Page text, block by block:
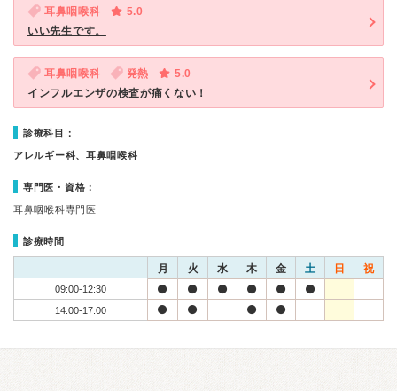
耳鼻咽喉科
5.0
いい先生です。
耳鼻咽喉科 発熱
5.0
インフルエンザの検査が痛くない！
診療科目：
アレルギー科、耳鼻咽喉科
専門医・資格：
耳鼻咽喉科専門医
診療時間
月 火 水 木 金 土 日 祝
09:00-12:30
14:00-17:00